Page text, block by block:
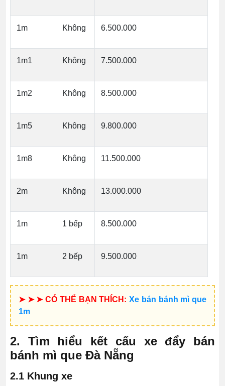
1m Không 6.500.000
1m1 Không 7.500.000
1m2 Không 8.500.000
1m5 Không 9.800.000
1m8 Không 11.500.000
2m Không 13.000.000
1m 1 bếp 8.500.000
1m 2 bếp 9.500.000
➤ ➤ ➤ CÓ THỂ BẠN THÍCH: Xe bán bánh mì que
1m
2. Tìm hiểu kết cấu xe đẩy bán
bánh mì que Đà Nẵng
2.1 Khung xe